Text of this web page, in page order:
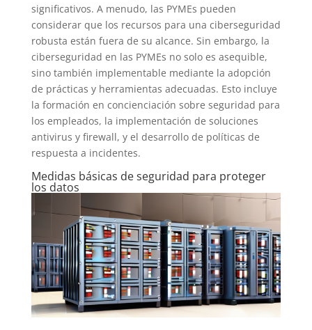
significativos. A menudo, las PYMEs pueden
considerar que los recursos para una ciberseguridad
robusta están fuera de su alcance. Sin embargo, la
ciberseguridad en las PYMEs no solo es asequible,
sino también implementable mediante la adopción
de prácticas y herramientas adecuadas. Esto incluye
la formación en concienciación sobre seguridad para
los empleados, la implementación de soluciones
antivirus y firewall, y el desarrollo de políticas de
respuesta a incidentes.
Medidas básicas de seguridad para proteger
los datos